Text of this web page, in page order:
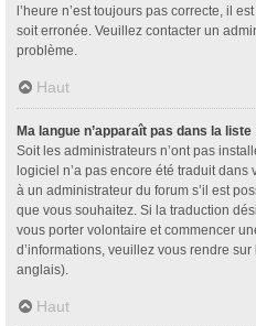
l’heure n’est toujours pas correcte, il
soit erronée. Veuillez contacter un
problème.
Haut
Ma langue n’apparaît pas dans la liste
Soit les administrateurs n’ont pas
logiciel n’a pas encore été traduit
à un administrateur du forum s’il est
que vous souhaitez. Si la traduction
vous porter volontaire et commencer
d’informations, veuillez vous rendre sur
anglais).
Haut